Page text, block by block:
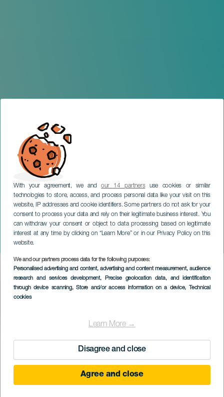
With your agreement, we andour 14 partnersuse cookies or similar
technologies to store, access, and process personal data like your visit on this
website, IP addresses and cookie identifiers. Some partners do not ask for your
consent to process your data and rely on their legitimate business interest. You
can withdraw your consent or object to data processing based on legitimate
interest at any time by clicking on “Learn More” or in our Privacy Policy on this
website.
We and our partners process data for the following purposes:
Personalised advertising and content, advertising and content measurement, audience
research and services development, Precise geolocation data, and identification
through device scanning, Store and/or access information on a device, Technical
cookies
Learn More →
Disagree and close
Agree and close
PLÁTANO – un show de Taka
Gómez
TENERIFE
Imagen
Listado
Localidad
San Cristóbal de La Laguna